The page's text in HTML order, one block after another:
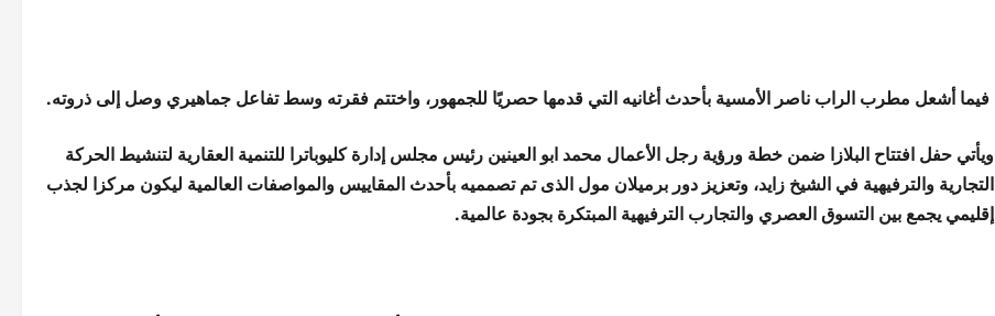
فيما أشعل مطرب الراب ناصر الأمسية بأحدث أغانيه التي قدمها حصريًا للجمهور، واختتم فقرته وسط تفاعل جماهيري وصل إلى ذروته.
ويأتي حفل افتتاح البلازا ضمن خطة ورؤية رجل الأعمال محمد ابو العينين رئيس مجلس إدارة كليوباترا للتنمية العقارية لتنشيط الحركة
التجارية والترفيهية في الشيخ زايد، وتعزيز دور برميلان مول الذى تم تصمميه بأحدث المقاييس والمواصفات العالمية ليكون مركزا لجذب
إقليمي يجمع بين التسوق العصري والتجارب الترفيهية المبتكرة بجودة عالمية.